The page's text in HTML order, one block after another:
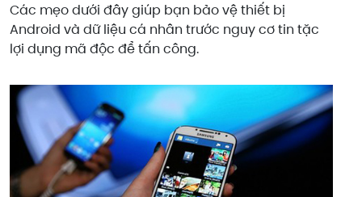
Các mẹo dưới đây giúp bạn bảo vệ thiết bị
Android và dữ liệu cá nhân trước nguy cơ tin tặc
lợi dụng mã độc để tấn công.